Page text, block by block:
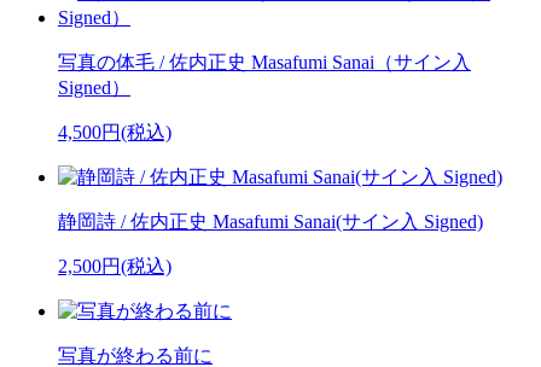
写真の体毛 / 佐内正史 Masafumi Sanai（サイン入
Signed）
4,500円(税込)
静岡詩 / 佐内正史 Masafumi Sanai(サイン入 Signed)
2,500円(税込)
写真が終わる前に